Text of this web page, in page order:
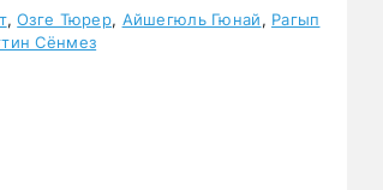
,Озге Тюрер, Айшегюль Гюнай, Рагып
Сёнмез